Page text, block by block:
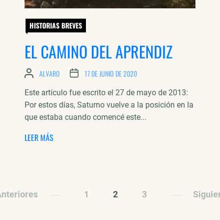
HISTORIAS BREVES
EL CAMINO DEL APRENDIZ
ALVARO 17 DE JUNIO DE 2020
Este artículo fue escrito el 27 de mayo de 2013:
Por estos días, Saturno vuelve a la posición en la
que estaba cuando comencé este...
LEER MÁS
1 2 3